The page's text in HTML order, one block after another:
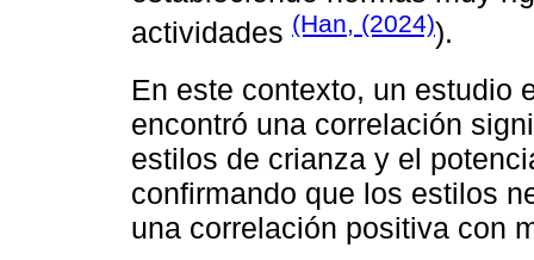
actividades (Han, (2024)).
En este contexto, un estudio
encontró una correlación
estilos de crianza y el
confirmando que los estilos
una correlación positiva con